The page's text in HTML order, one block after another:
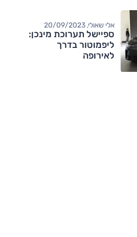
אלי שאולי, 20/09/2023
ספיישל תערוכת מינכן:
ליפמוטור בדרך
לאירופה